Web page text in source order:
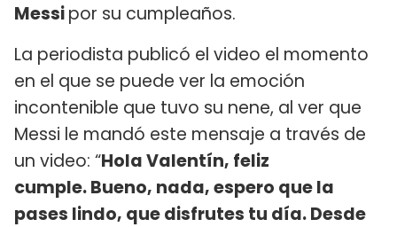
Messipor su cumpleaños.
La periodista publicó el video el momento
en el que se puede ver la emoción
incontenible que tuvo su nene, al ver que
Messi le mandó este mensaje a través de
un video: “Hola Valentín, feliz
cumple. Bueno, nada, espero que la
pases lindo, que disfrutes tu día. Desde